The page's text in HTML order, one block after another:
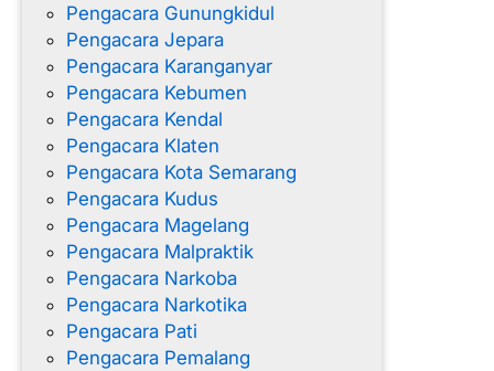
Pengacara Gunungkidul
Pengacara Jepara
Pengacara Karanganyar
Pengacara Kebumen
Pengacara Kendal
Pengacara Klaten
Pengacara Kota Semarang
Pengacara Kudus
Pengacara Magelang
Pengacara Malpraktik
Pengacara Narkoba
Pengacara Narkotika
Pengacara Pati
Pengacara Pemalang